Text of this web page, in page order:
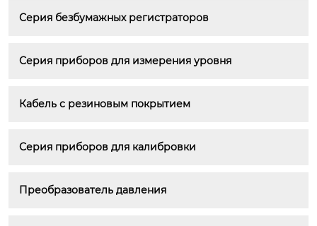
Серия безбумажных регистраторов
Серия приборов для измерения уровня
Кабель с резиновым покрытием
Серия приборов для калибровки
Преобразователь давления